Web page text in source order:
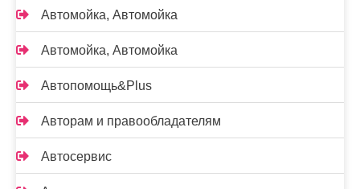
Автомойка, Автомойка
Автомойка, Автомойка
Автопомощь&Plus
Авторам и правообладателям
Автосервис